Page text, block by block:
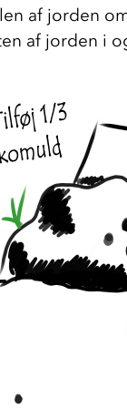
af jorden
af jorden i